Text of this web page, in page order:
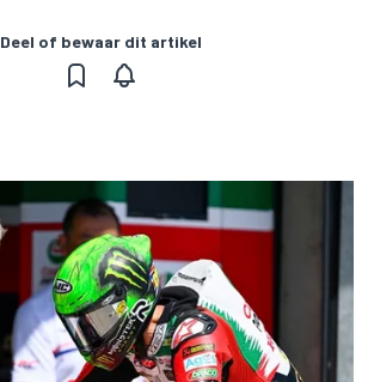
Deel of bewaar dit artikel